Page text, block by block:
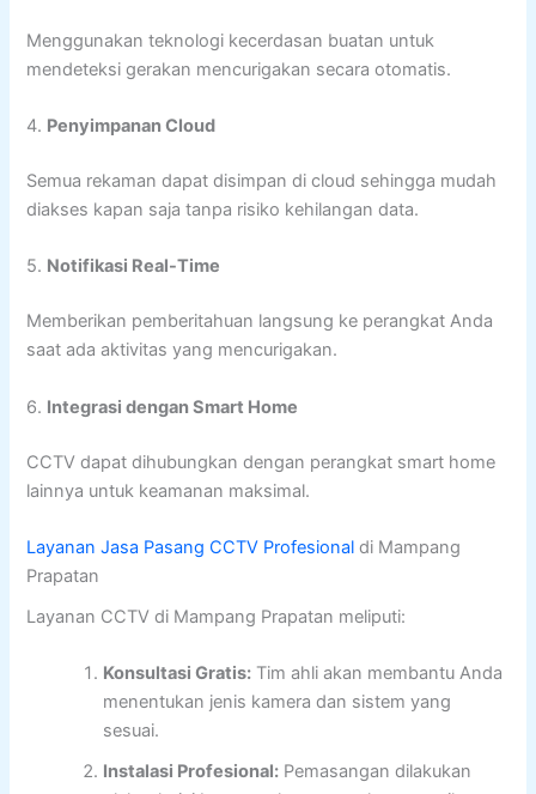
Menggunakan teknologi kecerdasan buatan untuk
mendeteksi gerakan mencurigakan secara otomatis.
4. Penyimpanan Cloud
Semua rekaman dapat disimpan di cloud sehingga mudah
diakses kapan saja tanpa risiko kehilangan data.
5. Notifikasi Real-Time
Memberikan pemberitahuan langsung ke perangkat Anda
saat ada aktivitas yang mencurigakan.
6. Integrasi dengan Smart Home
CCTV dapat dihubungkan dengan perangkat smart home
lainnya untuk keamanan maksimal.
Layanan Jasa Pasang CCTV Profesional di Mampang
Prapatan
Layanan CCTV di Mampang Prapatan meliputi:
Konsultasi Gratis: Tim ahli akan membantu Anda
menentukan jenis kamera dan sistem yang
sesuai.
Instalasi Profesional: Pemasangan dilakukan